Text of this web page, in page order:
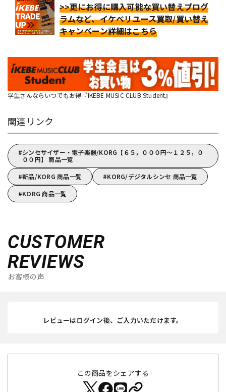
>>更にお得に購入可能な買い替えプログ
ラムなど、イケベリユース買取/買い替え
キャンペーン詳細はこちら
学生さんならいつでもお得『IKEBE MUSIC CLUB Student』
関連リンク
シンセサイザー・電子楽器/KORG【６５，０００円～１２５，０
００円】 商品一覧
新品/KORG 商品一覧
KORG/デジタルシンセ 商品一覧
KORG 商品一覧
CUSTOMER
REVIEWS
お客様の声
レビューはログイン後、ご入力いただけます。
この商品をシェアする